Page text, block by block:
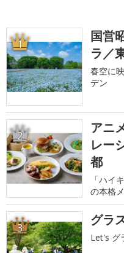
1
国営
ラ／
春空に
デン
2
アニ
レー
都
「ハイ
の本格
3 グラ
Let's グ